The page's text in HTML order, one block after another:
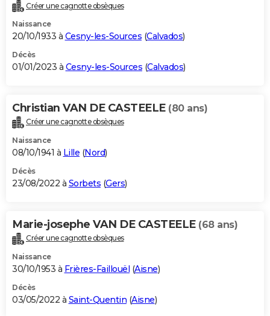
Créer une cagnotte obsèques
Naissance
20/10/1933 à Cesny-les-Sources (Calvados)
Décès
01/01/2023 à Cesny-les-Sources (Calvados)
Christian VAN DE CASTEELE (80 ans)
Créer une cagnotte obsèques
Naissance
08/10/1941 à Lille (Nord)
Décès
23/08/2022 à Sorbets (Gers)
Marie-josephe VAN DE CASTEELE (68 ans)
Créer une cagnotte obsèques
Naissance
30/10/1953 à Frières-Faillouël (Aisne)
Décès
03/05/2022 à Saint-Quentin (Aisne)